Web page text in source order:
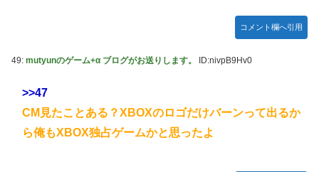
コメント欄へ引用
49: mutyunのゲーム+α ブログがお送りします。 ID:nivpB9Hv0
>>47
CM見たことある？XBOXのロゴだけバーンって出るか
ら俺もXBOX独占ゲームかと思ったよ